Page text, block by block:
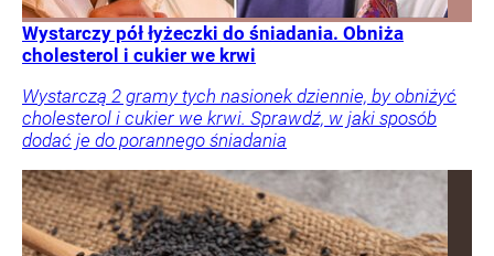
Wystarczy pół łyżeczki do śniadania. Obniża
cholesterol i cukier we krwi
Wystarczą 2 gramy tych nasionek dziennie, by obniżyć
cholesterol i cukier we krwi. Sprawdź, w jaki sposób
dodać je do porannego śniadania